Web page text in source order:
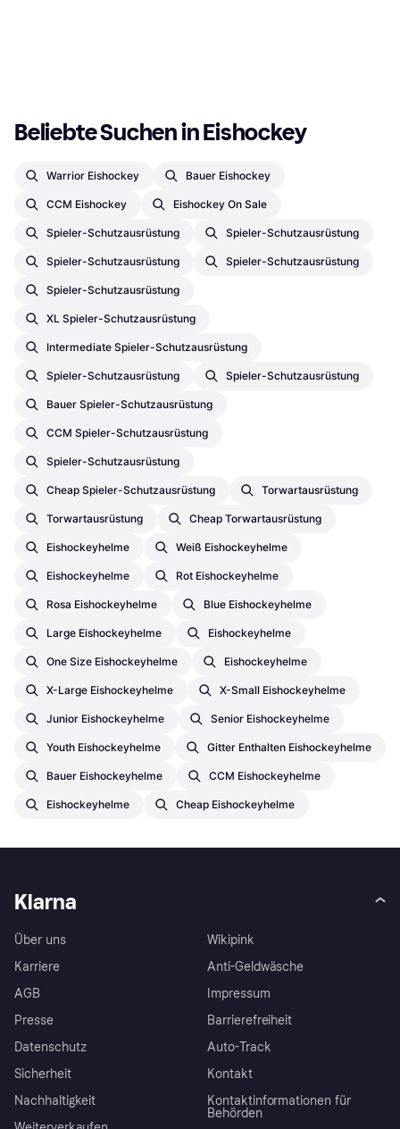
Beliebte Suchen in Eishockey
Warrior Eishockey Bauer Eishockey
CCM Eishockey Eishockey On Sale
Spieler-Schutzausrüstung Spieler-Schutzausrüstung
Spieler-Schutzausrüstung Spieler-Schutzausrüstung
Spieler-Schutzausrüstung
XL Spieler-Schutzausrüstung
Intermediate Spieler-Schutzausrüstung
Spieler-Schutzausrüstung Spieler-Schutzausrüstung
Bauer Spieler-Schutzausrüstung
CCM Spieler-Schutzausrüstung
Spieler-Schutzausrüstung
Cheap Spieler-Schutzausrüstung Torwartausrüstung
Torwartausrüstung Cheap Torwartausrüstung
Eishockeyhelme Weiß Eishockeyhelme
Eishockeyhelme Rot Eishockeyhelme
Rosa Eishockeyhelme Blue Eishockeyhelme
Large Eishockeyhelme Eishockeyhelme
One Size Eishockeyhelme Eishockeyhelme
X-Large Eishockeyhelme X-Small Eishockeyhelme
Junior Eishockeyhelme Senior Eishockeyhelme
Youth Eishockeyhelme Gitter Enthalten Eishockeyhelme
Bauer Eishockeyhelme CCM Eishockeyhelme
Eishockeyhelme Cheap Eishockeyhelme
Klarna
Über uns
Karriere
AGB
Presse
Datenschutz
Sicherheit
Nachhaltigkeit
Wikipink
Anti-Geldwäsche
Impressum
Barrierefreiheit
Auto-Track
Kontakt
Kontaktinformationen für
Behörden